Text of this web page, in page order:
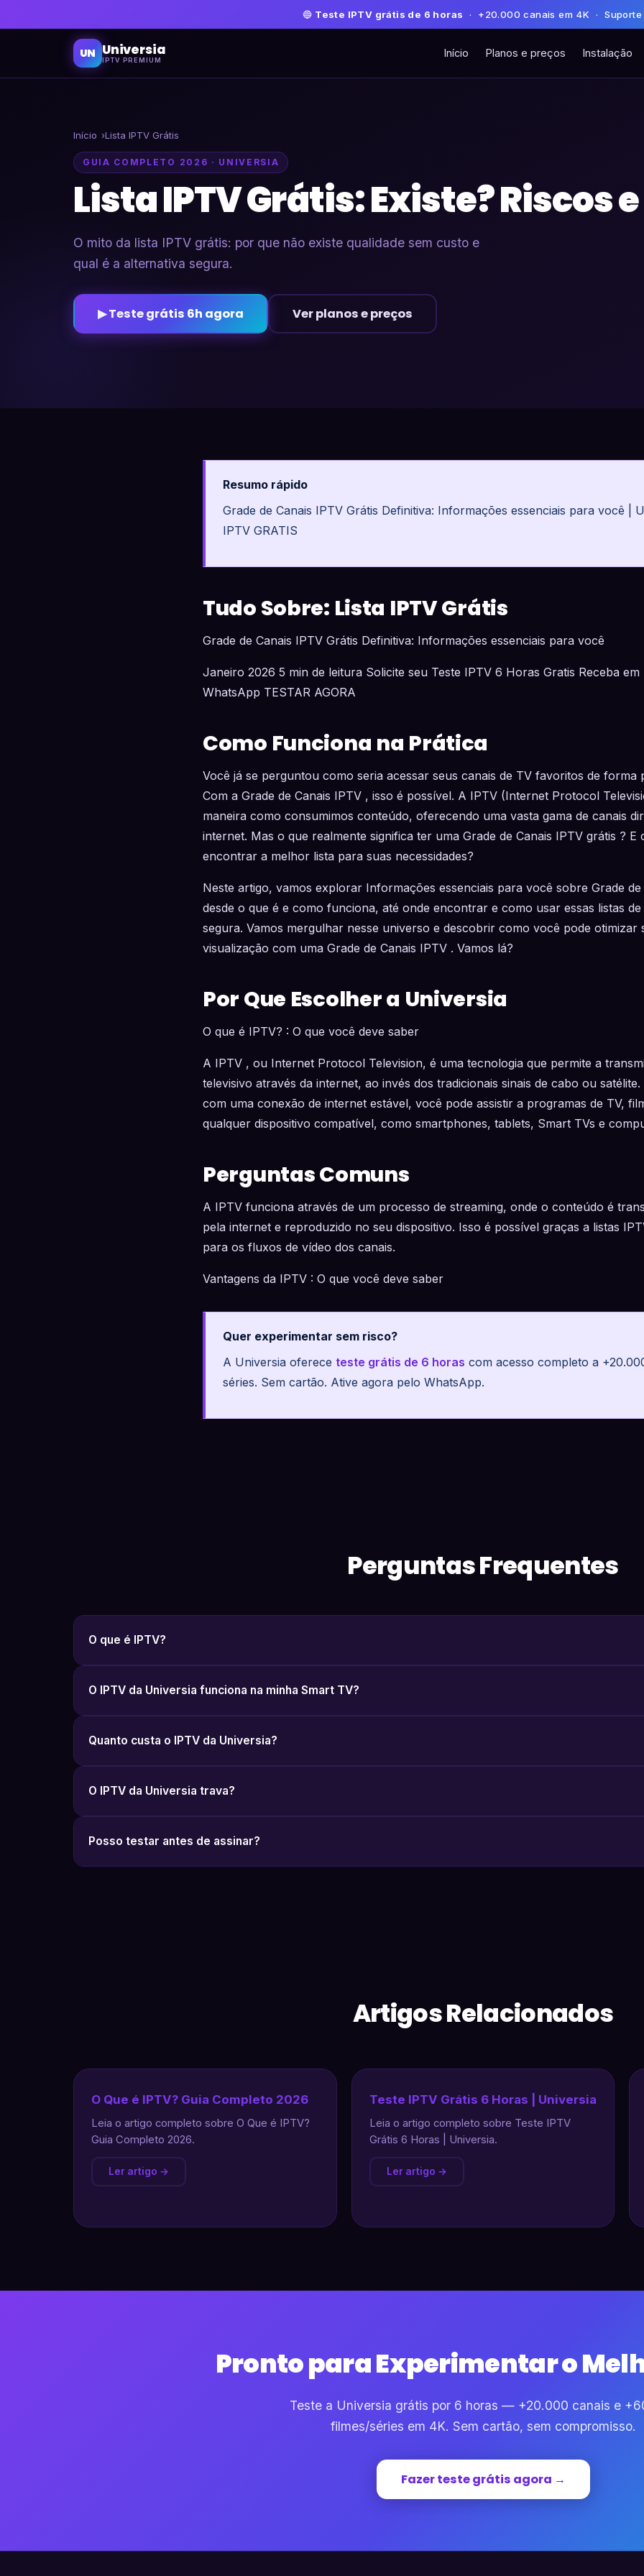
🔵 Teste IPTV grátis de 6 horas · +20.000 canais em 4K · Suporte
UN Universia
IPTV PREMIUM
Início Planos e preços Instalação
Início Lista IPTV Grátis
GUIA COMPLETO 2026 · UNIVERSIA
Lista IPTV Grátis: Existe? Riscos
O mito da lista IPTV grátis: por que não existe qualidade sem custo e
qual é a alternativa segura.
▶ Teste grátis 6h agora Ver planos e preços
Resumo rápido
Grade de Canais IPTV Grátis Definitiva: Informações essenciais para você |
IPTV GRATIS
Tudo Sobre: Lista IPTV Grátis
Grade de Canais IPTV Grátis Definitiva: Informações essenciais para você
Janeiro 2026 5 min de leitura Solicite seu Teste IPTV 6 Horas Gratis Receba em
WhatsApp TESTAR AGORA
Como Funciona na Prática
Você já se perguntou como seria acessar seus canais de TV favoritos de forma
Com a Grade de Canais IPTV , isso é possível. A IPTV (Internet Protocol
maneira como consumimos conteúdo, oferecendo uma vasta gama de canais
internet. Mas o que realmente significa ter uma Grade de Canais IPTV grátis ? E
encontrar a melhor lista para suas necessidades?
Neste artigo, vamos explorar Informações essenciais para você sobre Grade de
desde o que é e como funciona, até onde encontrar e como usar essas listas
segura. Vamos mergulhar nesse universo e descobrir como você pode otimizar
visualização com uma Grade de Canais IPTV . Vamos lá?
Por Que Escolher a Universia
O que é IPTV? : O que você deve saber
A IPTV , ou Internet Protocol Television, é uma tecnologia que permite a
televisivo através da internet, ao invés dos tradicionais sinais de cabo ou
com uma conexão de internet estável, você pode assistir a programas de TV,
qualquer dispositivo compatível, como smartphones, tablets, Smart TVs e
Perguntas Comuns
A IPTV funciona através de um processo de streaming, onde o conteúdo é
pela internet e reproduzido no seu dispositivo. Isso é possível graças a listas
para os fluxos de vídeo dos canais.
Vantagens da IPTV : O que você deve saber
Quer experimentar sem risco?
A Universia oferece teste grátis de 6 horas com acesso completo a
séries. Sem cartão. Ative agora pelo WhatsApp.
Perguntas Frequentes
O que é IPTV?
O IPTV da Universia funciona na minha Smart TV?
Quanto custa o IPTV da Universia?
O IPTV da Universia trava?
Posso testar antes de assinar?
Artigos Relacionados
O Que é IPTV? Guia Completo 2026
Leia o artigo completo sobre O Que é IPTV?
Guia Completo 2026.
Ler artigo →
Teste IPTV Grátis 6 Horas | Universia
Leia o artigo completo sobre Teste IPTV
Grátis 6 Horas | Universia.
Ler artigo →
Pronto para Experimentar o
Teste a Universia grátis por 6 horas — +20.000 canais e
filmes/séries em 4K. Sem cartão, sem compromisso.
Fazer teste grátis agora →